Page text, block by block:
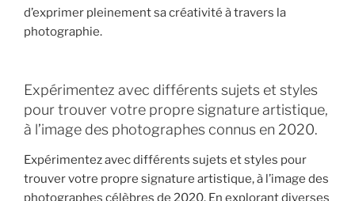
d’exprimer pleinement sa créativité à travers la
photographie.
Expérimentez avec différents sujets et styles
pour trouver votre propre signature artistique,
à l’image des photographes connus en 2020.
Expérimentez avec différents sujets et styles pour
trouver votre propre signature artistique, à l’image des
photographes célèbres de 2020. En explorant diverses